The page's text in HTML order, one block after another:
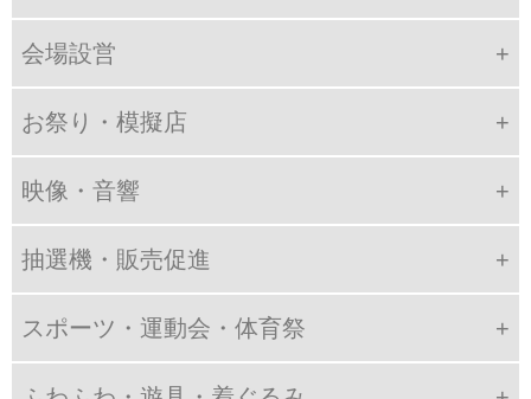
会場設営
お祭り・模擬店
映像・音響
抽選機・販売促進
スポーツ・運動会・体育祭